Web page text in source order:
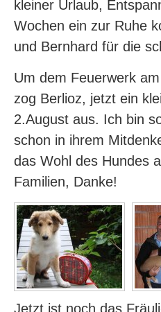
kleiner Urlaub,
Wochen ein zur Ruhe
und Bernhard für die
Um dem Feuerwerk
zog Berlioz, jetzt ein
2.August aus. Ich bin
schon in ihrem
das Wohl des Hundes
Familien, Danke!
Jetzt ist noch das